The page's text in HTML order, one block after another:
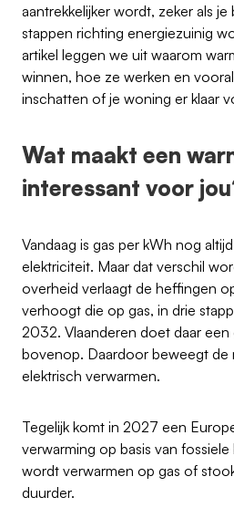
aantrekkelijker wordt, zeker als
stappen richting energiezuinig
artikel leggen we uit waarom
winnen, hoe ze werken en
inschatten of je woning er klaar
Wat maakt een
interessant voor
Vandaag is gas per kWh nog
elektriciteit. Maar dat verschil
overheid verlaagt de heffingen
verhoogt die op gas, in drie
2032. Vlaanderen doet daar een
bovenop. Daardoor beweegt de
elektrisch verwarmen.
Tegelijk komt in 2027 een
verwarming op basis van
wordt verwarmen op gas of
duurder.